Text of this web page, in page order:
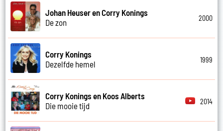
Johan Heuser en Corry Konings
De zon
2000
Corry Konings
Dezelfde hemel
1999
Corry Konings en Koos Alberts
Die mooie tijd
2014